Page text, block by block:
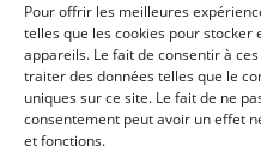
Pour offrir les meilleures
telles que les cookies pour
appareils. Le fait de consentir à
traiter des données telles que le
uniques sur ce site. Le fait de ne
consentement peut avoir un effet
et fonctions.